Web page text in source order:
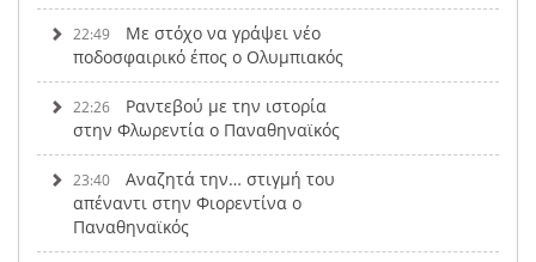
22:49
Με στόχο να γράψει νέο
ποδοσφαιρικό έπος ο Ολυμπιακός
22:26
Ραντεβού με την ιστορία
στην Φλωρεντία ο Παναθηναϊκός
23:40
Αναζητά την… στιγμή του
απέναντι στην Φιορεντίνα ο
Παναθηναϊκός